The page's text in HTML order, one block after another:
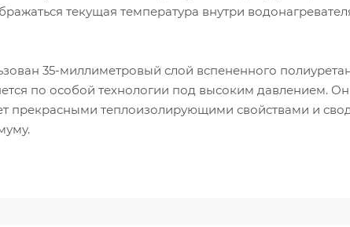
текущая температура внутри
35-миллиметровый слой вспененного
по особой технологии под высоким давлением.
прекрасными теплоизолирующими свойствами и